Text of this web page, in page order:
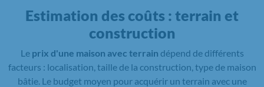
Estimation des coûts : terrain et
construction
Le prix d'une maison avec terrain dépend de différents
facteurs : localisation, taille de la construction, type de maison
bâtie. Le budget moyen pour acquérir un terrain avec une